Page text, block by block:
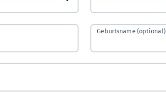
Geburtsname (optional)